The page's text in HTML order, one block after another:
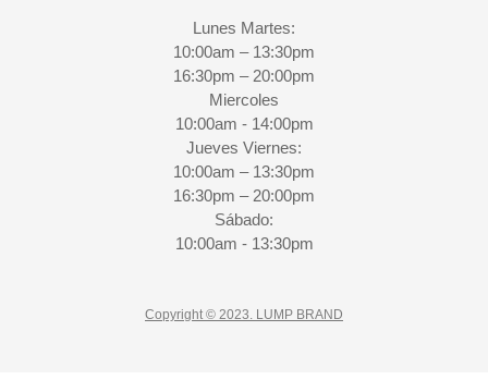
Lunes Martes:
10:00am – 13:30pm
16:30pm – 20:00pm
Miercoles
10:00am - 14:00pm
Jueves Viernes:
10:00am – 13:30pm
16:30pm – 20:00pm
Sábado:
10:00am - 13:30pm
Copyright © 2023. LUMP BRAND